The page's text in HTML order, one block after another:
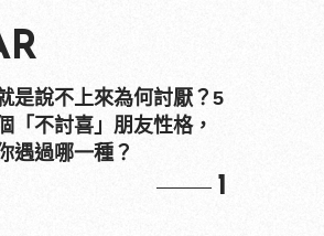
是說不上來為何討厭？5
「不討喜」朋友性格，
遇過哪一種？
1